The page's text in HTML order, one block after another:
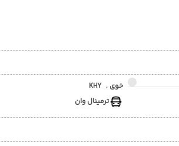
خوی , KHY
ترمینال وان